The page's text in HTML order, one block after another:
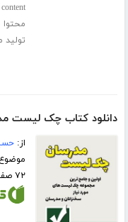
تولید
دانلود کتاب چک لیست
از:
۷۲ صفحه